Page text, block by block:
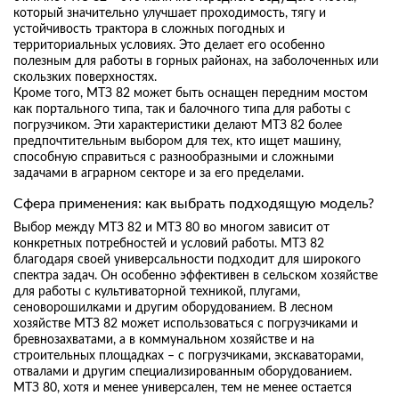
который значительно улучшает проходимость, тягу и
устойчивость трактора в сложных погодных и
территориальных условиях. Это делает его особенно
полезным для работы в горных районах, на заболоченных или
скользких поверхностях.
Кроме того, МТЗ 82 может быть оснащен передним мостом
как портального типа, так и балочного типа для работы с
погрузчиком. Эти характеристики делают МТЗ 82 более
предпочтительным выбором для тех, кто ищет машину,
способную справиться с разнообразными и сложными
задачами в аграрном секторе и за его пределами.
Сфера применения: как выбрать подходящую модель?
Выбор между МТЗ 82 и МТЗ 80 во многом зависит от
конкретных потребностей и условий работы. МТЗ 82
благодаря своей универсальности подходит для широкого
спектра задач. Он особенно эффективен в сельском хозяйстве
для работы с культиваторной техникой, плугами,
сеноворошилками и другим оборудованием. В лесном
хозяйстве МТЗ 82 может использоваться с погрузчиками и
бревнозахватами, а в коммунальном хозяйстве и на
строительных площадках – с погрузчиками, экскаваторами,
отвалами и другим специализированным оборудованием.
МТЗ 80, хотя и менее универсален, тем не менее остается